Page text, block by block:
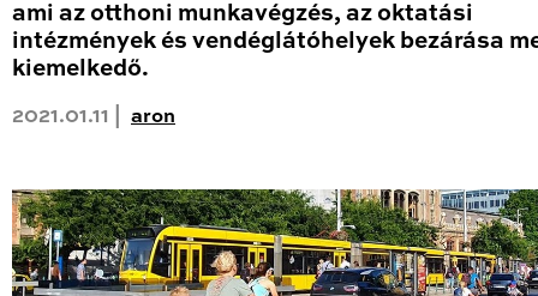
ami az otthoni munkavégzés, az oktatási
intézmények és vendéglátóhelyek bezárása
kiemelkedő.
2021.01.11 | aron